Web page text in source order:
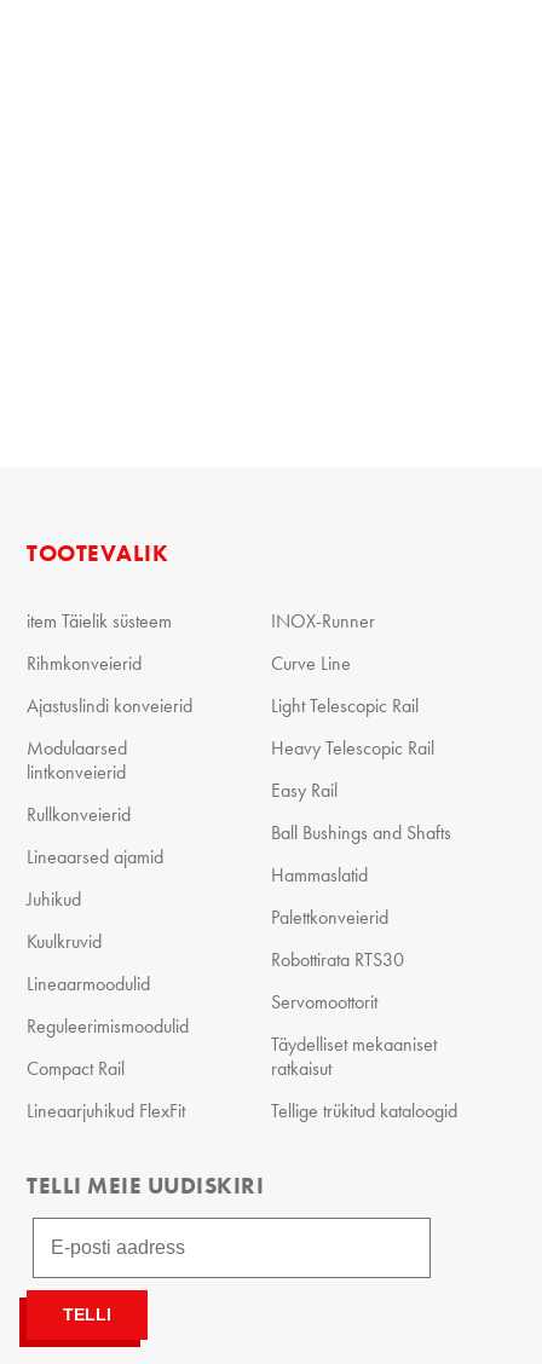
TOOTEVALIK
item Täielik süsteem
Rihmkonveierid
Ajastuslindi konveierid
Modulaarsed
lintkonveierid
Rullkonveierid
Lineaarsed ajamid
Juhikud
Kuulkruvid
Lineaarmoodulid
Reguleerimismoodulid
Compact Rail
Lineaarjuhikud FlexFit
INOX-Runner
Curve Line
Light Telescopic Rail
Heavy Telescopic Rail
Easy Rail
Ball Bushings and Shafts
Hammaslatid
Palettkonveierid
Robottirata RTS30
Servomoottorit
Täydelliset mekaaniset
ratkaisut
Tellige trükitud kataloogid
TELLI MEIE UUDISKIRI